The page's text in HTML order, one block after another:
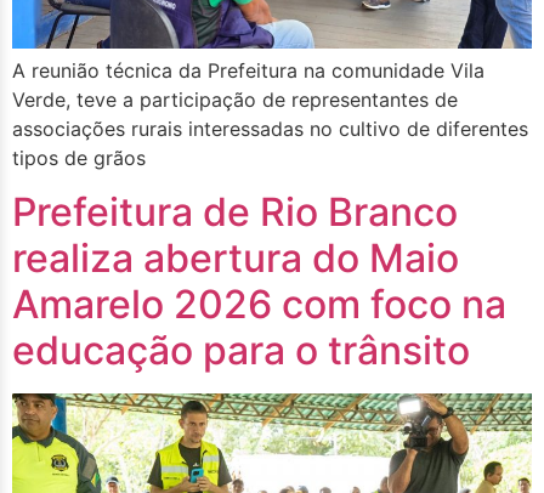
A reunião técnica da Prefeitura na comunidade Vila
Verde, teve a participação de representantes de
associações rurais interessadas no cultivo de diferentes
tipos de grãos
Prefeitura de Rio Branco
realiza abertura do Maio
Amarelo 2026 com foco na
educação para o trânsito